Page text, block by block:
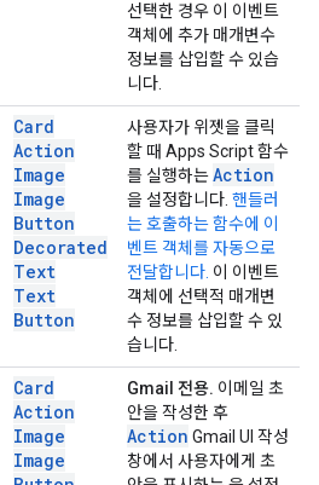
선택한 경우 이 이벤트
객체에 추가 매개변수
정보를 삽입할 수 있습
니다.
Card
Action
Image
Image
Button
Decorated
Text
Text
Button
사용자가 위젯을 클릭
할 때 Apps Script 함수
를 실행하는Action
을 설정합니다. 핸들러
는 호출하는 함수에 이
벤트 객체를 자동으로
전달합니다. 이 이벤트
객체에 선택적 매개변
수 정보를 삽입할 수 있
습니다.
Card
Action
Image
Image
Gmail 전용. 이메일 초
안을 작성한 후
Action Gmail UI 작성
창에서 사용자에게 초